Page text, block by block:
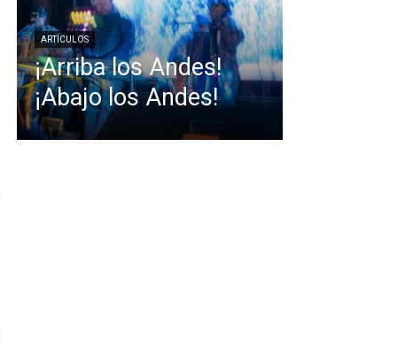
ARTÍCULOS
¡Arriba los Andes!
¡Abajo los Andes!